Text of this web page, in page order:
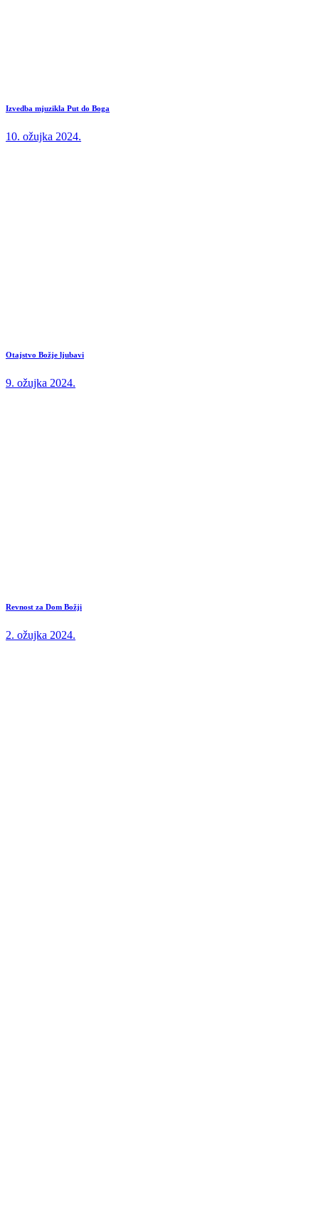
Izvedba mjuzikla Put do Boga
10. ožujka 2024.
Otajstvo Božje ljubavi
9. ožujka 2024.
Revnost za Dom Božji
2. ožujka 2024.